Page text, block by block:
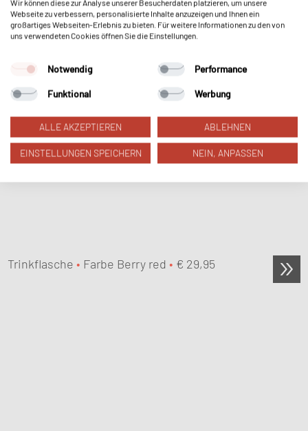
Trinkflasche • Farbe Berry red • € 29,95
Wir können diese zur Analyse unserer Besucherdaten platzieren, um unsere
Webseite zu verbessern, personalisierte Inhalte anzuzeigen und Ihnen ein
großartiges Webseiten-Erlebnis zu bieten. Für weitere Informationen zu den von
uns verwendeten Cookies öffnen Sie die Einstellungen.
Notwendig Performance
Funktional Werbung
ALLE AKZEPTIEREN ABLEHNEN
EINSTELLUNGEN SPEICHERN NEIN, ANPASSEN